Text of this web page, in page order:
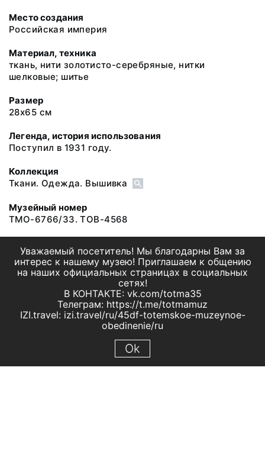
Место создания
Российская империя
Материал, техника
ткань, нити золотисто-серебряные, нитки
шелковые; шитье
Размер
28х65 см
Легенда, история использования
Поступил в 1931 году.
Коллекция
Ткани. Одежда. Вышивка
Музейный номер
ТМО-6766/33. ТОВ-4568
Уважаемый посетитель! Мы благодарны Вам за
интерес к нашему музею! Приглашаем к общению
на наших официальных страницах в социальных
сетях!
В КОНТАКТЕ: vk.com/totma35
Телеграм: https://t.me/totmamuz
IZI.travel: izi.travel/ru/45df-totemskoe-muzeynoe-
obedinenie/ru
Ok